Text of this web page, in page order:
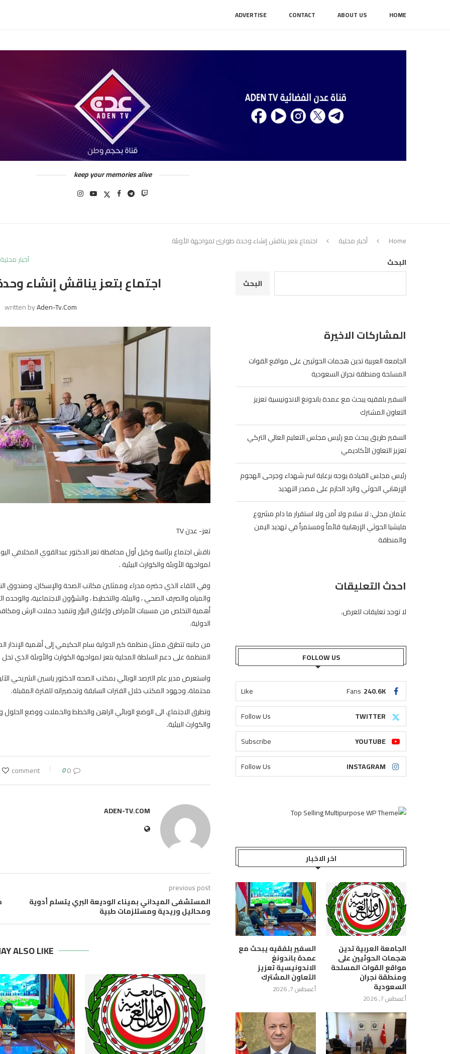
HOME
ABOUT US
CONTACT
ADVERTISE
keep your memories alive
Home أخبار محلية
اجتماع بتعز يناقش إنشاء وحدة طوارئ لمواجهة الأوبئة
أخبار محلية
اجتماع بتعز يناقش إنشاء
written byAden-Tv.com
تعز- عدن TV
ناقش اجتماع برئاسة وكيل أول محافظة تعز الدكتور عبدالقوي المخلافي
لمواجهة الأوبئة والكوارث البيئية .
وفي اللقاء الذي حضره مدراء وممثلين مكاتب الصحة والإسكان، وصندوق
والمياه والصرف الصحي ، والبيئة، والتخطيط ، والشؤون الاجتماعية، والوحده
أهمية التخلص من مسببات الأمراض وإغلاق البؤر وتنفيذ حملات الرش
الدولية.
من جانبه تتطرق ممثل منظمة كير الدولية سام الحكيمي إلى أهمية الإنذار
المنظمة على دعم السلطة المحلية بتعز لمواجهة الكوارث والأوبئة الذي
واستعرض مدير عام الترصد الوبائي بمكتب الصحه الدكتور ياسين الشريحي
محتملة، وجهود المكتب خلال الفترات السابقة وتحضيراته للفترة المقبلة.
وتطرق الاجتماع، الى الوضع الوبائي الراهن والخطط والحملات ووضع الحلول
والكوارث البيئية.
0 comment
0
ADEN-TV.COM
previous post
المستشفى الميداني بميناء الوديعة البري يتسلم أدوية
ومحاليل وريدية ومستلزمات طبية
ALSO LIKE
البحث
البحث
المشاركات الاخيرة
الجامعة العربية تدين هجمات الحوثيين على مواقع القوات
المسلحة ومنطقة نجران السعودية
السفير بلفقيه يبحث مع عمدة باندونغ الاندونيسية تعزيز
التعاون المشترك
السفير طريق يبحث مع رئيس مجلس التعليم العالي التركي
تعزيز التعاون الأكاديمي
رئيس مجلس القيادة يوجه برعاية اسر شهداء وجرحى الهجوم
الإرهابي الحوثي والرد الحازم على مصدر التهديد
عثمان مجلي: لا سلام ولا أمن ولا استقرار ما دام مشروع
مليشيا الحوثي الإرهابية قائماً ومستمراً في تهديد اليمن
والمنطقة
احدث التعليقات
لا توجد تعليقات للعرض.
FOLLOW US
240.6K
Fans
Like
TWITTER
Follow Us
YOUTUBE
Subscribe
INSTAGRAM
Follow Us
اخر الاخبار
الجامعة العربية تدين
هجمات الحوثيين على
مواقع القوات المسلحة
ومنطقة نجران
السعودية
أغسطس 7, 2026
السفير بلفقيه يبحث مع
عمدة باندونغ
الاندونيسية تعزيز
التعاون المشترك
أغسطس 7, 2026